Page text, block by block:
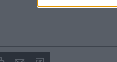
Envia